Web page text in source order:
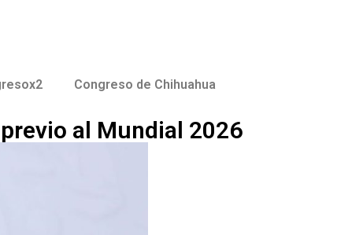
Congreso de Chihuahua
al Mundial 2026